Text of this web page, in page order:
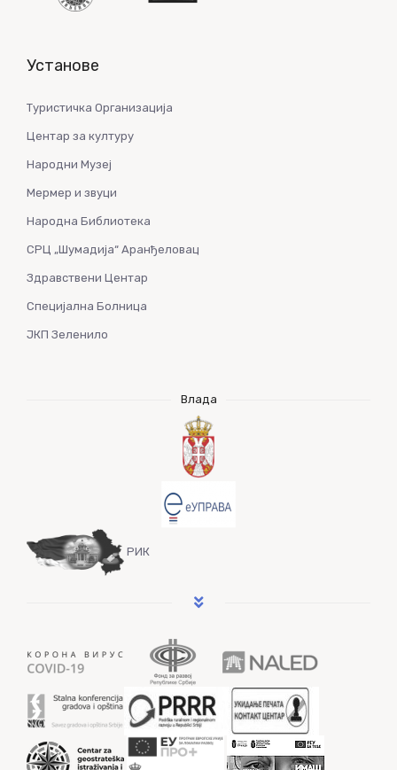
Установе
Туристичка Организација
Центар за културу
Народни Музеј
Мермер и звуци
Народна Библиотека
СРЦ „Шумадија“ Аранђеловац
Здравствени Центар
Специјална Болница
ЈКП Зеленило
Влада
РИК